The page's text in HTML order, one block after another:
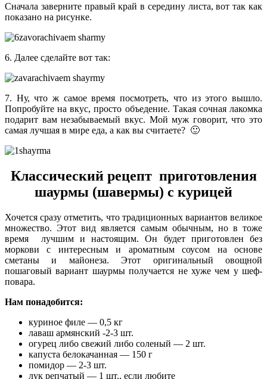
Сначала заверните правый край в середину листа, вот так как
показано на рисунке.
6. Далее сделайте вот так:
7. Ну, что ж самое время посмотреть, что из этого вышло.
Попробуйте на вкус, просто объедение. Такая сочная лакомка
подарит вам незабываемый вкус. Мой муж говорит, что это
самая лучшая в мире еда, а как вы считаете? 🙂
Классический рецепт приготовления
шаурмы (шавермы) с курицей
Хочется сразу отметить, что традиционных вариантов великое
множество. Этот вид является самым обычным, но в тоже
время лучшим и настоящим. Он будет приготовлен без
моркови с интересным и ароматным соусом на основе
сметаны и майонеза. Этот оригинальный овощной
пошаговый вариант шаурмы получается не хуже чем у шеф-
повара.
Нам понадобится:
куриное филе — 0,5 кг
лаваш армянский -2-3 шт.
огурец либо свежий либо соленый — 2 шт.
капуста белокачанная — 150 г
помидор — 2-3 шт.
лук репчатый — 1 шт., если любите